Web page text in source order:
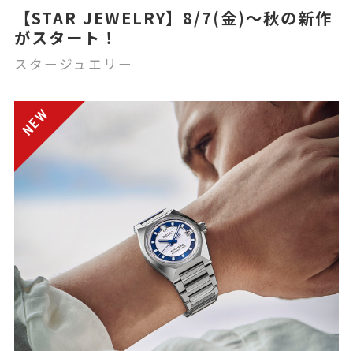
【STAR JEWELRY】8/7(金)～秋の新作
がスタート！
スタージュエリー